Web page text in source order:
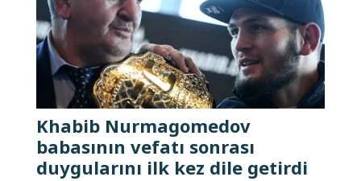
Khabib Nurmagomedov
babasının vefatı sonrası
duygularını ilk kez dile getirdi